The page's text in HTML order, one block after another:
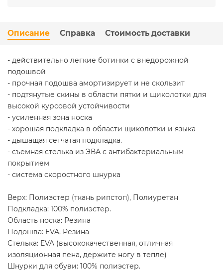
Описание Справка Стоимость доставки
- действительно легкие ботинки с внедорожной
подошвой
- прочная подошва амортизирует и не скользит
- подтянутые скины в области пятки и щиколотки для
высокой курсовой устойчивости
- усиленная зона носка
- хорошая подкладка в области щиколотки и языка
- дышащая сетчатая подкладка.
- съемная стелька из ЭВА с антибактериальным
покрытием
- система скоростного шнурка
Верх: Полиэстер (ткань рипстоп), Полиуретан
Подкладка: 100% полиэстер.
Область носка: Резина
Подошва: EVA, Резина
Стелька: EVA (высококачественная, отличная
изоляционная пена, держите ногу в тепле)
Шнурки для обуви: 100% полиэстер.